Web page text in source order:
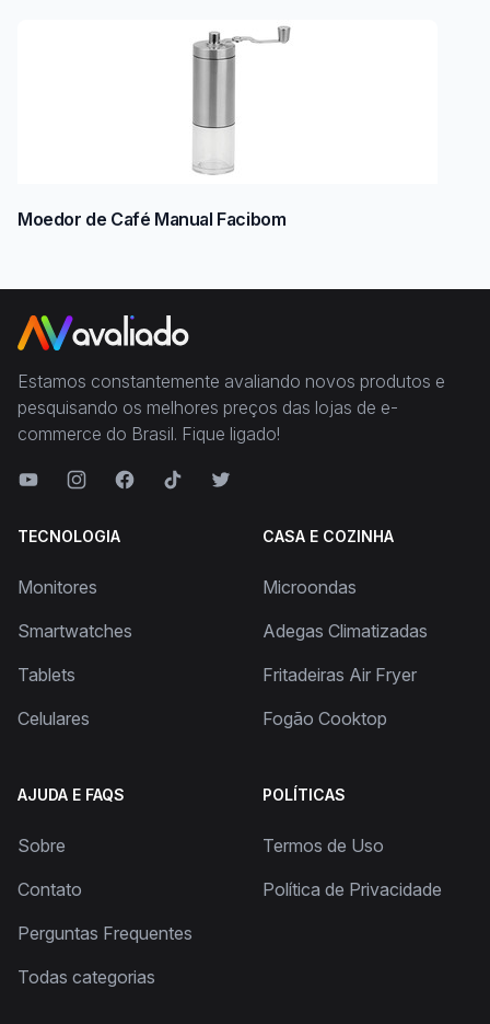
Moedor de Café Manual Facibom
Estamos constantemente avaliando novos produtos e
pesquisando os melhores preços das lojas de e-
commerce do Brasil. Fique ligado!
TECNOLOGIA
Monitores
Smartwatches
Tablets
Celulares
CASA E COZINHA
Microondas
Adegas Climatizadas
Fritadeiras Air Fryer
Fogão Cooktop
AJUDA E FAQS
Sobre
Contato
Perguntas Frequentes
Todas categorias
POLÍTICAS
Termos de Uso
Política de Privacidade